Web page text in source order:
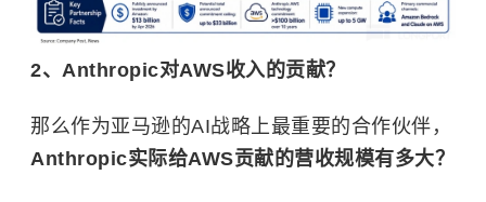
2、Anthropic对AWS收入的贡献？
那么作为亚马逊的AI战略上最重要的合作伙伴，
Anthropic实际给AWS贡献的营收规模有多大？